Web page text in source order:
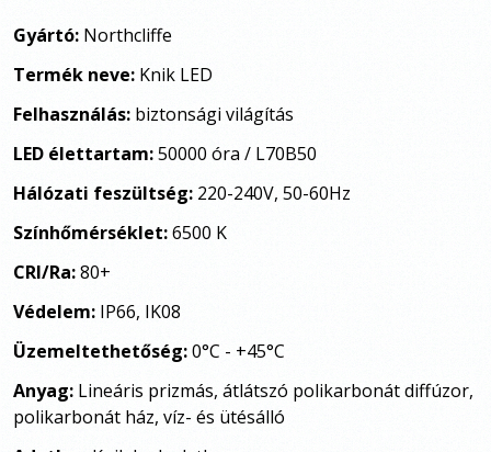
Gyártó: Northcliffe
Termék neve: Knik LED
Felhasználás: biztonsági világítás
LED élettartam:50000 óra / L70B50
Hálózati feszültség: 220-240V, 50-60Hz
Színhőmérséklet:6500 K
CRI/Ra:80+
Védelem: IP66, IK08
Üzemeltethetőség:0°C - +45°C
Anyag: Lineáris prizmás, átlátszó polikarbonát diffúzor,
polikarbonát ház, víz- és ütésálló